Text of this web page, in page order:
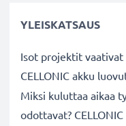
YLEISKATSAUS
Isot projektit vaativat
CELLONIC akku
Miksi kuluttaa aikaa
odottavat?